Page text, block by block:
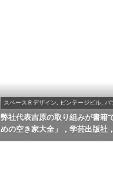
スペースＲデザイン, ビンテージビル,
弊社代表吉原の取り組みが書籍
めの空き家大全」，学芸出版社